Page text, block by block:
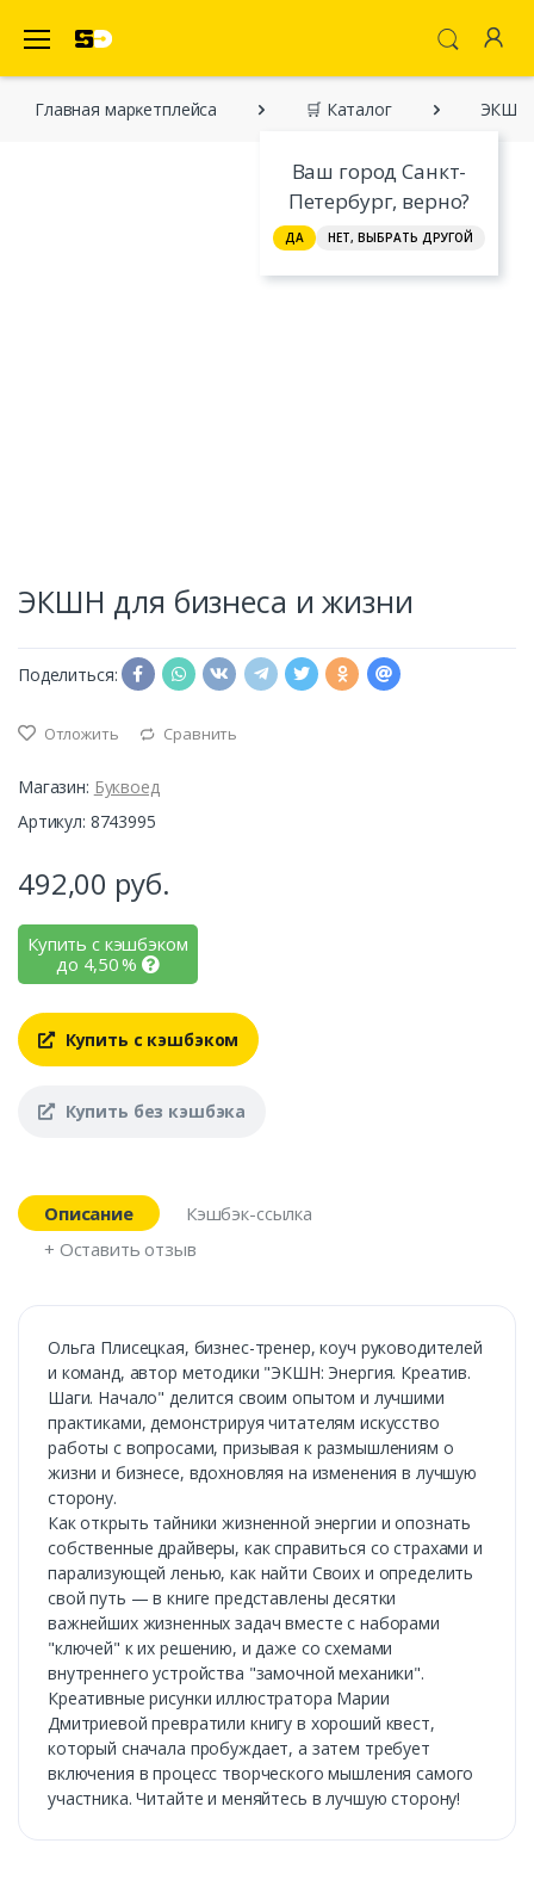
Ваш город Санкт-
Петербург, верно?
ДА НЕТ, ВЫБРАТЬ ДРУГОЙ
Главная марĸетплейса 🛒 Каталог ЭКШН
ЭКШН для бизнеса и жизни
Поделиться:
Отложить Сравнить
Магазин: Буквоед
Артикул: 8743995
492,00 руб.
Купить с кэшбэком
до 4,50%
Купить с кэшбэком
Купить без кэшбэка
Описание
Кэшбэк-ссылка
+ Оставить отзыв
Ольга Плисецкая, бизнес-тренер, коуч руководителей
и команд, автор методики "ЭКШН: Энергия. Креатив.
Шаги. Начало" делится своим опытом и лучшими
практиками, демонстрируя читателям искусство
работы с вопросами, призывая к размышлениям о
жизни и бизнесе, вдохновляя на изменения в лучшую
сторону.
Как открыть тайники жизненной энергии и опознать
собственные драйверы, как справиться со страхами и
парализующей ленью, как найти Своих и определить
свой путь — в книге представлены десятки
важнейших жизненных задач вместе с наборами
"ключей" к их решению, и даже со схемами
внутреннего устройства "замочной механики".
Креативные рисунки иллюстратора Марии
Дмитриевой превратили книгу в хороший квест,
который сначала пробуждает, а затем требует
включения в процесс творческого мышления самого
участника. Читайте и меняйтесь в лучшую сторону!